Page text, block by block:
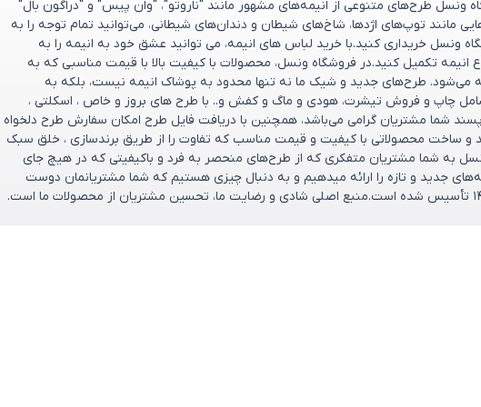
طرح‌های متنوعی از انیمه‌های مشهور مانند "ناروتو"، "وان پیس" و "دراگون بال"
مانند توپ‌های اژدها، شاخ‌های شیطان و دندان‌های شیطانی، می‌توانید تمام توجه را به
ونسل خریداری کنید.با خرید لباس های انیمه، می توانید عشق خود به انیمه را به
تکمیل کنید.در فروشگاه ونسل، محصولات با کیفیت بالا با قیمت مناسبی که به
می‌شود. طرح‌های جدید و شیک ما نه تنها محدود به پوشاک انیمه نیست، بلکه به
چاپ و فروش تیشرت، هودی و ماگ و کفش و.. با طرح های بروز و خاص ، اسکلتی ،
شما مشتریان گرامی می‌باشد، همچنین با دریافت فایل طرح امکان سفارش طرح دلخواه
و ساخت محصولاتی با کیفیت و قیمت مناسب که تفاوت را از طریق برندسازی ، خلق سبک
به شما مشتریان متفکری که از طرح‌های منحصر به‌ فرد و باکیفیتی که در هیچ جای
جدید و تازه را ارائه میدهیم و به دنبال چیزی هستیم که شما مشتریانمان دوست
خواهید داشت. ما مفتخریم که فروشگاه ونسل در سال ۱۴۰۰ تأسیس شده است.منبع اصلی شادی و رضایت ما، تحسین مشتریان از محصولات ما است.